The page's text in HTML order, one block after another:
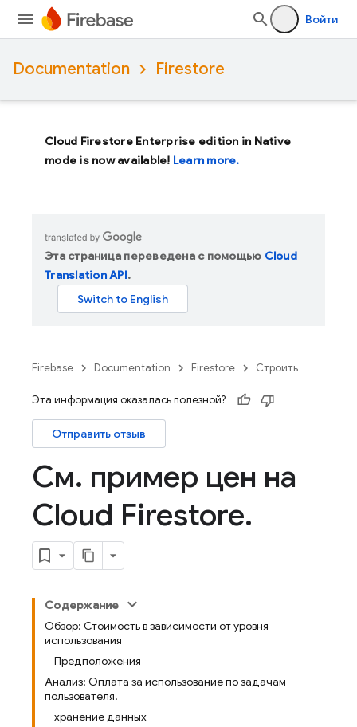
Войти
Documentation Firestore
Cloud Firestore Enterprise edition in Native
mode is now available! Learn more.
Эта страница переведена с помощью Cloud
Translation API.
Firebase Documentation Firestore Строить
Эта информация оказалась полезной?
Отправить отзыв
См. пример цен на
Cloud Firestore.
Содержание
Обзор: Стоимость в зависимости от уровня
использования
Предположения
Анализ: Оплата за использование по задачам
пользователя.
хранение данных